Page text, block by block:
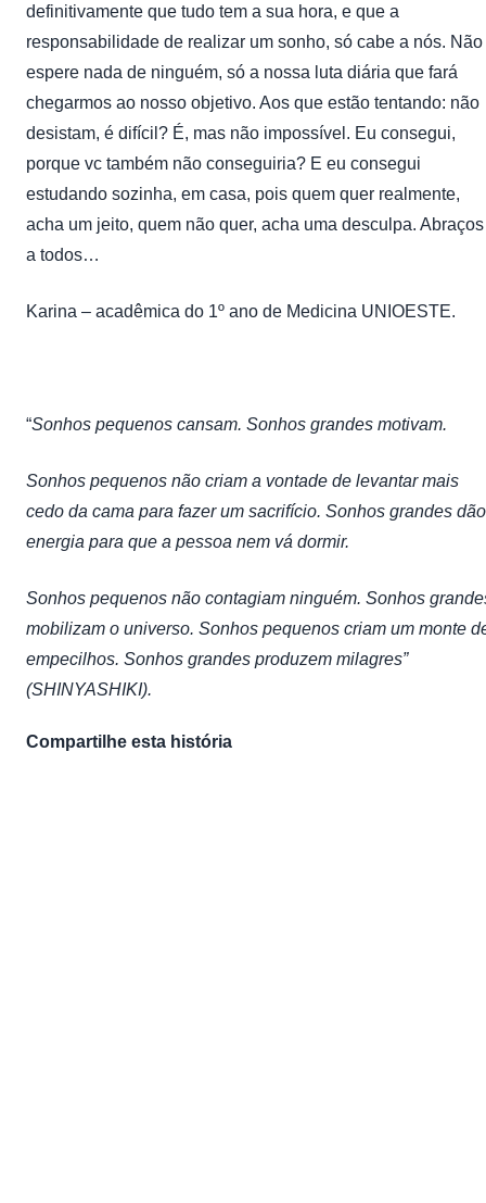
definitivamente que tudo tem a sua hora, e que a
responsabilidade de realizar um sonho, só cabe a nós. Não
espere nada de ninguém, só a nossa luta diária que fará
chegarmos ao nosso objetivo. Aos que estão tentando: não
desistam, é difícil? É, mas não impossível. Eu consegui,
porque vc também não conseguiria? E eu consegui
estudando sozinha, em casa, pois quem quer realmente,
acha um jeito, quem não quer, acha uma desculpa. Abraços
a todos…
Karina – acadêmica do 1º ano de Medicina UNIOESTE.
“Sonhos pequenos cansam. Sonhos grandes motivam.
Sonhos pequenos não criam a vontade de levantar mais
cedo da cama para fazer um sacrifício. Sonhos grandes dão
energia para que a pessoa nem vá dormir.
Sonhos pequenos não contagiam ninguém. Sonhos
mobilizam o universo. Sonhos pequenos criam um monte
empecilhos. Sonhos grandes produzem milagres”
(SHINYASHIKI).
Compartilhe esta história